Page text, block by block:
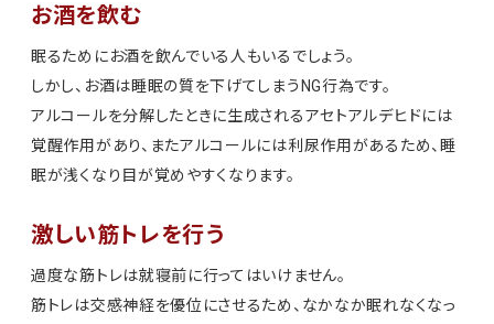
お酒を飲む
眠るためにお酒を飲んでいる人もいるでしょう。
しかし、お酒は睡眠の質を下げてしまうNG行為です。
アルコールを分解したときに生成されるアセトアルデヒドには
覚醒作用があり、またアルコールには利尿作用があるため、睡
眠が浅くなり目が覚めやすくなります。
激しい筋トレを行う
過度な筋トレは就寝前に行ってはいけません。
筋トレは交感神経を優位にさせるため、なかなか眠れなくなっ